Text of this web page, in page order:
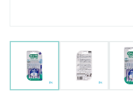
View larger image
View